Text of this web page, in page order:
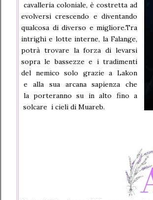
cavalleria coloniale, è costretta ad
evolversi crescendo e diventando
qualcosa di diverso e migliore.Tra
intrighi e lotte interne, la Falange,
potrà trovare la forza di levarsi
sopra le bassezze e i tradimenti
del nemico solo grazie a Lakon
e alla sua arcana sapienza che
la porteranno su in alto fino a
solcare i cieli di Muareb.